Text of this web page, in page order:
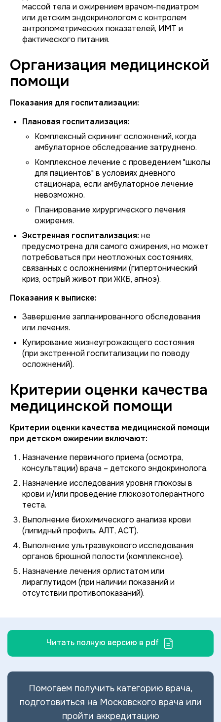
массой тела и ожирением врачом-педиатром
или детским эндокринологом с контролем
антропометрических показателей, ИМТ и
фактического питания.
Организация медицинской
помощи
Показания для госпитализации:
Плановая госпитализация:
Комплексный скрининг осложнений, когда
амбулаторное обследование затруднено.
Комплексное лечение с проведением "школы
для пациентов" в условиях дневного
стационара, если амбулаторное лечение
невозможно.
Планирование хирургического лечения
ожирения.
Экстренная госпитализация: не
предусмотрена для самого ожирения, но может
потребоваться при неотложных состояниях,
связанных с осложнениями (гипертонический
криз, острый живот при ЖКБ, апноэ).
Показания к выписке:
Завершение запланированного обследования
или лечения.
Купирование жизнеугрожающего состояния
(при экстренной госпитализации по поводу
осложнений).
Критерии оценки качества
медицинской помощи
Критерии оценки качества медицинской помощи
при детском ожирении включают:
Назначение первичного приема (осмотра,
консультации) врача – детского эндокринолога.
Назначение исследования уровня глюкозы в
крови и/или проведение глюкозотолерантного
теста.
Выполнение биохимического анализа крови
(липидный профиль, АЛТ, АСТ).
Выполнение ультразвукового исследования
органов брюшной полости (комплексное).
Назначение лечения орлистатом или
лираглутидом (при наличии показаний и
отсутствии противопоказаний).
Читать полную версию в pdf
Помогаем получить категорию врача,
подготовиться на Московского врача или
пройти аккредитацию